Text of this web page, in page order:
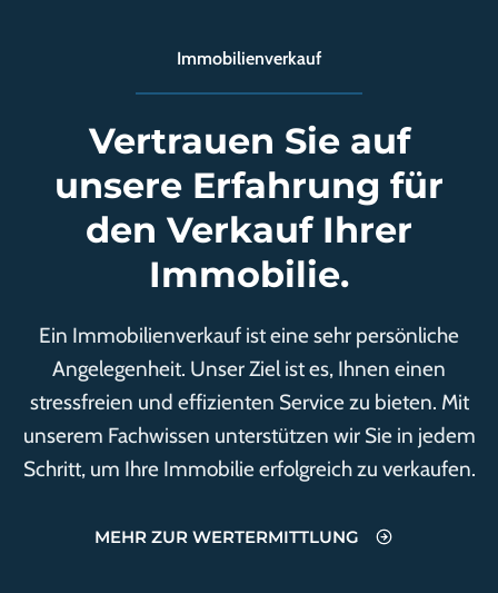
Immobilienverkauf
Vertrauen Sie auf
unsere Erfahrung für
den Verkauf Ihrer
Immobilie.
Ein Immobilienverkauf ist eine sehr persönliche
Angelegenheit. Unser Ziel ist es, Ihnen einen
stressfreien und effizienten Service zu bieten. Mit
unserem Fachwissen unterstützen wir Sie in jedem
Schritt, um Ihre Immobilie erfolgreich zu verkaufen.
MEHR ZUR WERTERMITTLUNG